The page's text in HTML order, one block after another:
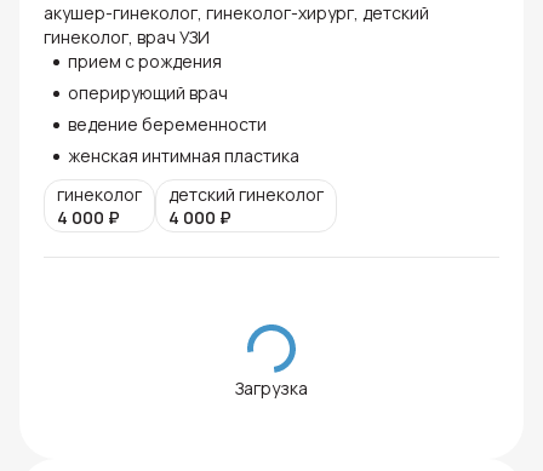
акушер-гинеколог, гинеколог-хирург, детский
гинеколог, врач УЗИ
прием с рождения
оперирующий врач
ведение беременности
женская интимная пластика
гинеколог
4 000 ₽
детский гинеколог
4 000 ₽
Загрузка